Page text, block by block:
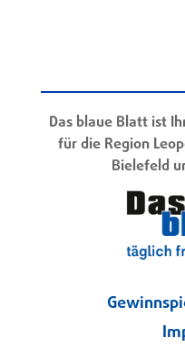
Das blaue Blatt ist
für die Region
Bielefeld